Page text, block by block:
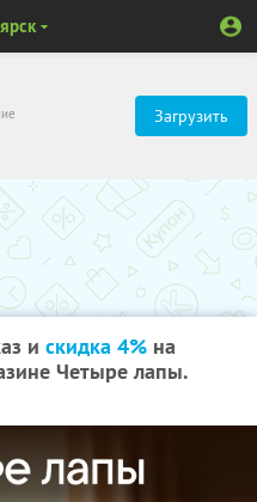
Загрузить
и скидка 4% на
Четыре лапы.